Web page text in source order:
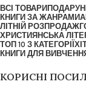
ВСІ ТОВАРИ
КНИГИ ЗА ЖАНРАМИ
ЛІТНІЙ РОЗПРОДАЖ
ХРИСТИЯНСЬКА
ТОП 10 З КАТЕГОРІЇ
КНИГИ ДЛЯ
КОРИСНІ